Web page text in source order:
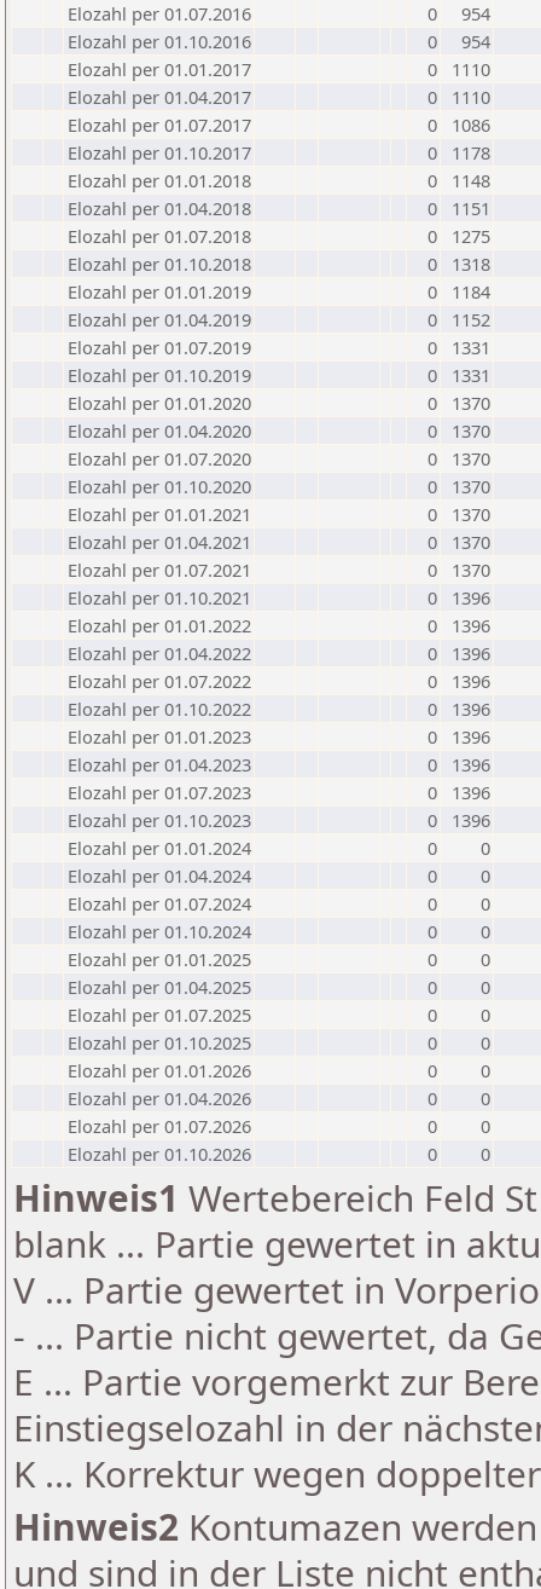
Elozahl per 01.07.2016
0
954
Elozahl per 01.10.2016
0
954
Elozahl per 01.01.2017
0
1110
Elozahl per 01.04.2017
0
1110
Elozahl per 01.07.2017
0
1086
Elozahl per 01.10.2017
0
1178
Elozahl per 01.01.2018
0
1148
Elozahl per 01.04.2018
0
1151
Elozahl per 01.07.2018
0
1275
Elozahl per 01.10.2018
0
1318
Elozahl per 01.01.2019
0
1184
Elozahl per 01.04.2019
0
1152
Elozahl per 01.07.2019
0
1331
Elozahl per 01.10.2019
0
1331
Elozahl per 01.01.2020
0
1370
Elozahl per 01.04.2020
0
1370
Elozahl per 01.07.2020
0
1370
Elozahl per 01.10.2020
0
1370
Elozahl per 01.01.2021
0
1370
Elozahl per 01.04.2021
0
1370
Elozahl per 01.07.2021
0
1370
Elozahl per 01.10.2021
0
1396
Elozahl per 01.01.2022
0
1396
Elozahl per 01.04.2022
0
1396
Elozahl per 01.07.2022
0
1396
Elozahl per 01.10.2022
0
1396
Elozahl per 01.01.2023
0
1396
Elozahl per 01.04.2023
0
1396
Elozahl per 01.07.2023
0
1396
Elozahl per 01.10.2023
0
1396
Elozahl per 01.01.2024
0
0
Elozahl per 01.04.2024
0
0
Elozahl per 01.07.2024
0
0
Elozahl per 01.10.2024
0
0
Elozahl per 01.01.2025
0
0
Elozahl per 01.04.2025
0
0
Elozahl per 01.07.2025
0
0
Elozahl per 01.10.2025
0
0
Elozahl per 01.01.2026
0
0
Elozahl per 01.04.2026
0
0
Elozahl per 01.07.2026
0
0
Elozahl per 01.10.2026
0 0
Hinweis1 Wertebereich Feld
blank ... Partie gewertet in
V ... Partie gewertet in
- ... Partie nicht gewertet, da
E ... Partie vorgemerkt zur
Einstiegselozahl in der
K ... Korrektur wegen
Hinweis2 Kontumazen
und sind in der Liste nicht